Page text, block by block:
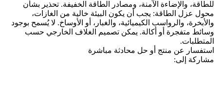
للطاقة، والإضاءة الآمنة، ومصادر الطاقة الخفيفة. تحذير بشأن
محول عزل الطاقة: يجب أن يكون البيئة خالية من الغازات،
والأبخرة، والرواسب الكيميائية، والغبار، أو الأوساخ. لا يُسمح بوجود
وسائط متفجرة أو أكالة. يمكن تصميم الغلاف الخارجي حسب
المتطلبات.
استفسار عن منتج أو حل محادثة مباشرة
مشاركة إلى: